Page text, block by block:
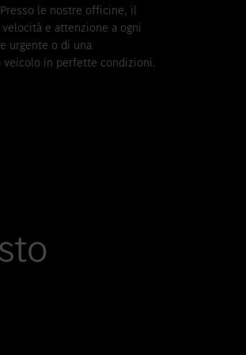
le nostre officine, il
e attenzione a ogni
urgente o di una
in perfette condizioni.